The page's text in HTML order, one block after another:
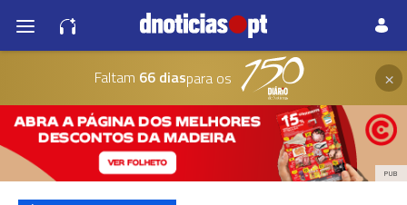
Faltam 66 diaspara os ×
PUB